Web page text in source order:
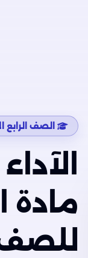
الصف الرابع
مادة
للصف